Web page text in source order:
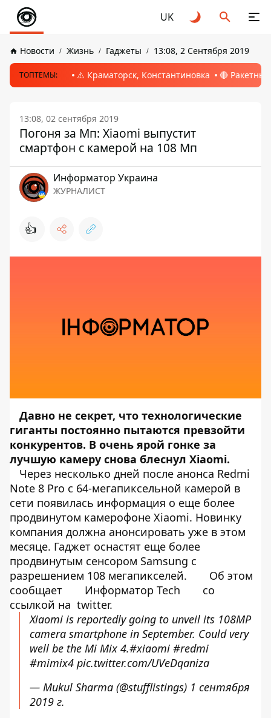
UK
Новости Жизнь Гаджеты 13:08, 2 Сентября 2019
ТОПТЕМЫ: ⚠️ Краматорск, Константиновка 🔴
13:08, 02 сентября 2019
Погоня за Мп: Xiaomi выпустит
смартфон с камерой на 108 Мп
Информатор Украина
ЖУРНАЛИСТ
👍
Давно не секрет, что технологические
гиганты постоянно пытаются превзойти
конкурентов. В очень ярой гонке за
лучшую камеру снова блеснул Xiaomi.
Через несколько дней после анонса Redmi
Note 8 Pro с 64-мегапиксельной камерой в
сети появилась информация о еще более
продвинутом камерофоне Xiaomi. Новинку
компания должна анонсировать уже в этом
месяце. Гаджет оснастят еще более
продвинутым сенсором Samsung с
разрешением 108 мегапикселей.
Об этом
сообщает
Информатор Tech
со
ссылкой на twitter.
Xiaomi is reportedly going to unveil its 108MP
camera smartphone in September. Could very
well be the Mi Mix 4.#xiaomi #redmi
#mimix4 pic.twitter.com/UVeDqaniza
— Mukul Sharma (@stufflistings) 1 сентября
2019 г.